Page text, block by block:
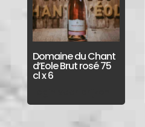
Domaine du Chant
d’Eole Brut rosé 75
cl x 6